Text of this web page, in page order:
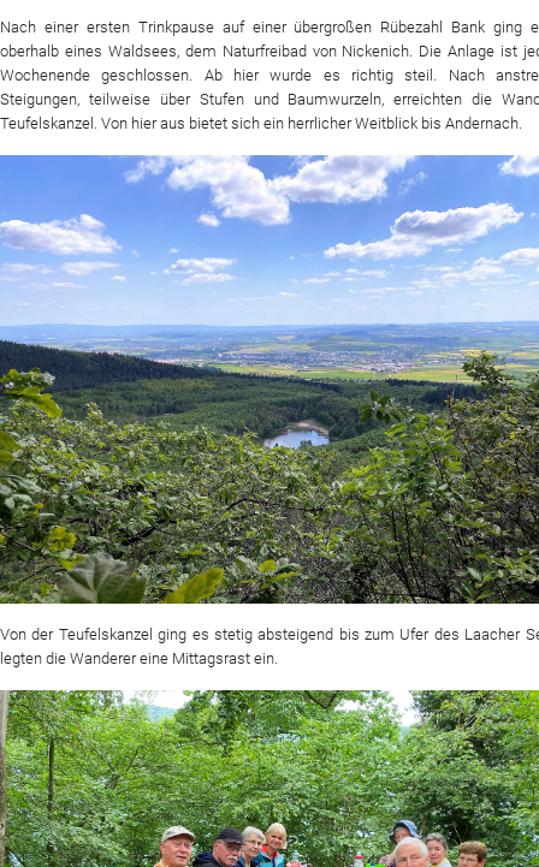
Nach einer ersten Trinkpause auf einer übergroßen Rübezahl Bank ging
oberhalb eines Waldsees, dem Naturfreibad von Nickenich. Die Anlage ist
Wochenende geschlossen. Ab hier wurde es richtig steil. Nach
Steigungen, teilweise über Stufen und Baumwurzeln, erreichten die
Teufelskanzel. Von hier aus bietet sich ein herrlicher Weitblick bis Andernach.
Von der Teufelskanzel ging es stetig absteigend bis zum Ufer des Laacher
legten die Wanderer eine Mittagsrast ein.